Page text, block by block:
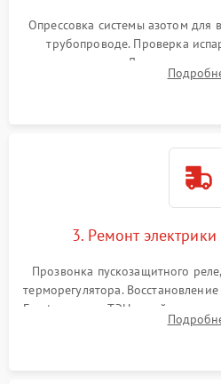
Опрессовка системы азотом
трубопроводе. Проверка
течеискателем. Демонтаж
продувка капиллярной трубки
3. Ремонт
Прозвонка пускозащитного
терморегулятора.
Frost, включая ТЭН оттайки и
платы управления при